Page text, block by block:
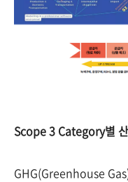
Scope 3 Category별
GHG(Greenhouse